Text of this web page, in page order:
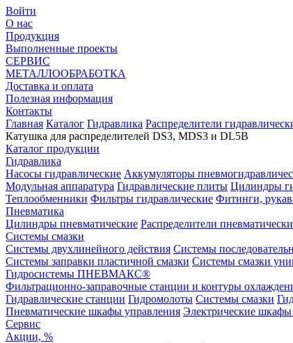
Войти
О нас
Продукция
Выполненные проекты
СЕРВИС
МЕТАЛЛООБРАБОТКА
Доставка и оплата
Полезная информация
Контакты
Главная Каталог Гидравлика Распределители
Катушка для распределителей DS3, MDS3 и DL5B
Каталог продукции
Гидравлика
Насосы гидравлические Аккумуляторы
Модульная аппаратура Гидравлические плиты Цилиндры
Теплообменники Фильтры гидравлические Фитинги,
Пневматика
Цилиндры пневматические Распределители
Системы смазки
Системы двухлинейного действия Системы
Системы заправки пластичной смазки Системы смазки
Гидросистемы ПНЕВМАКС®
Фильтрационно-заправочные станции и контуры
Гидравлические станции Гидромолоты Системы смазки
Пневматические шкафы управления Электрические
Сервис
Акции, %